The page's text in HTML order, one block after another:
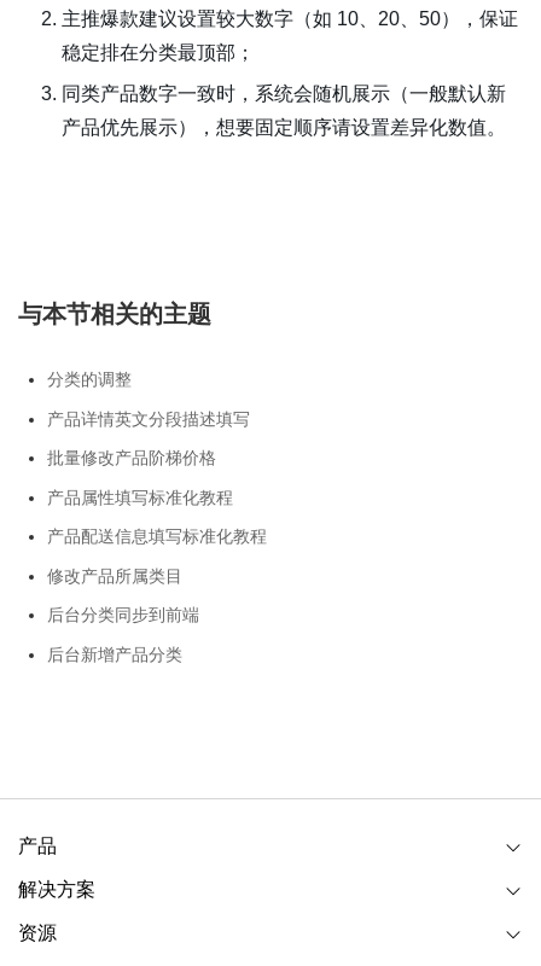
主推爆款建议设置较大数字（如 10、20、50），保证
稳定排在分类最顶部；
同类产品数字一致时，系统会随机展示（一般默认新
产品优先展示），想要固定顺序请设置差异化数值。
与本节相关的主题
分类的调整
产品详情英文分段描述填写
批量修改产品阶梯价格
产品属性填写标准化教程
产品配送信息填写标准化教程
修改产品所属类目
后台分类同步到前端
后台新增产品分类
产品
解决方案
资源